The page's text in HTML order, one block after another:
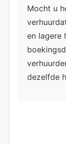
Mocht u
en lagere
dezelfde